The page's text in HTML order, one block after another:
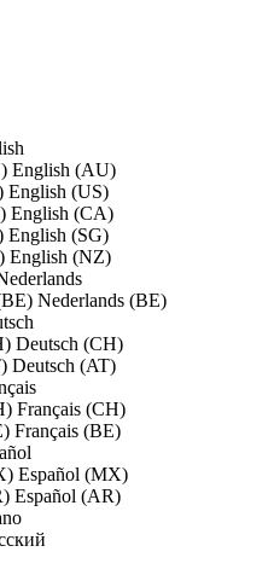
English (AU)
English (US)
English (CA)
English (SG)
English (NZ)
Nederlands (BE)
Deutsch (CH)
Deutsch (AT)
Français (CH)
Français (BE)
Español (MX)
Español (AR)